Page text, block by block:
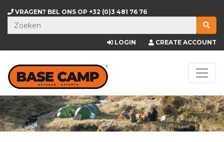
VRAGEN? BEL ONS OP +32 (0)3 481 76 76
LOGIN CREATE ACCOUNT